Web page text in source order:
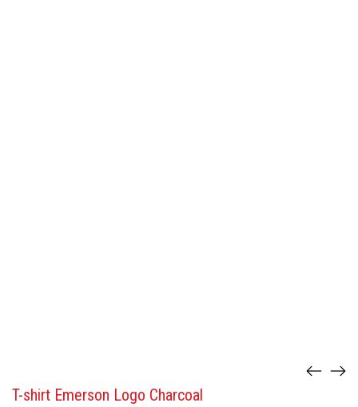
T-shirt Emerson Logo Charcoal